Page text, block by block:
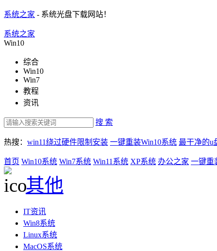
系统之家 - 系统光盘下载网站！
系统之家
Win10
综合
Win10
Win7
教程
资讯
搜 索
热搜： win11绕过硬件限制安装 一键重装Win10系统 最干净的u
首页 Win10系统 Win7系统 Win11系统 XP系统 办公之家 一键重
其他
IT资讯
Win8系统
Linux系统
MacOS系统